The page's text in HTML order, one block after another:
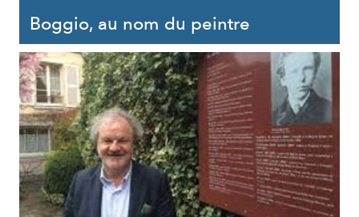
Boggio, au nom du peintre